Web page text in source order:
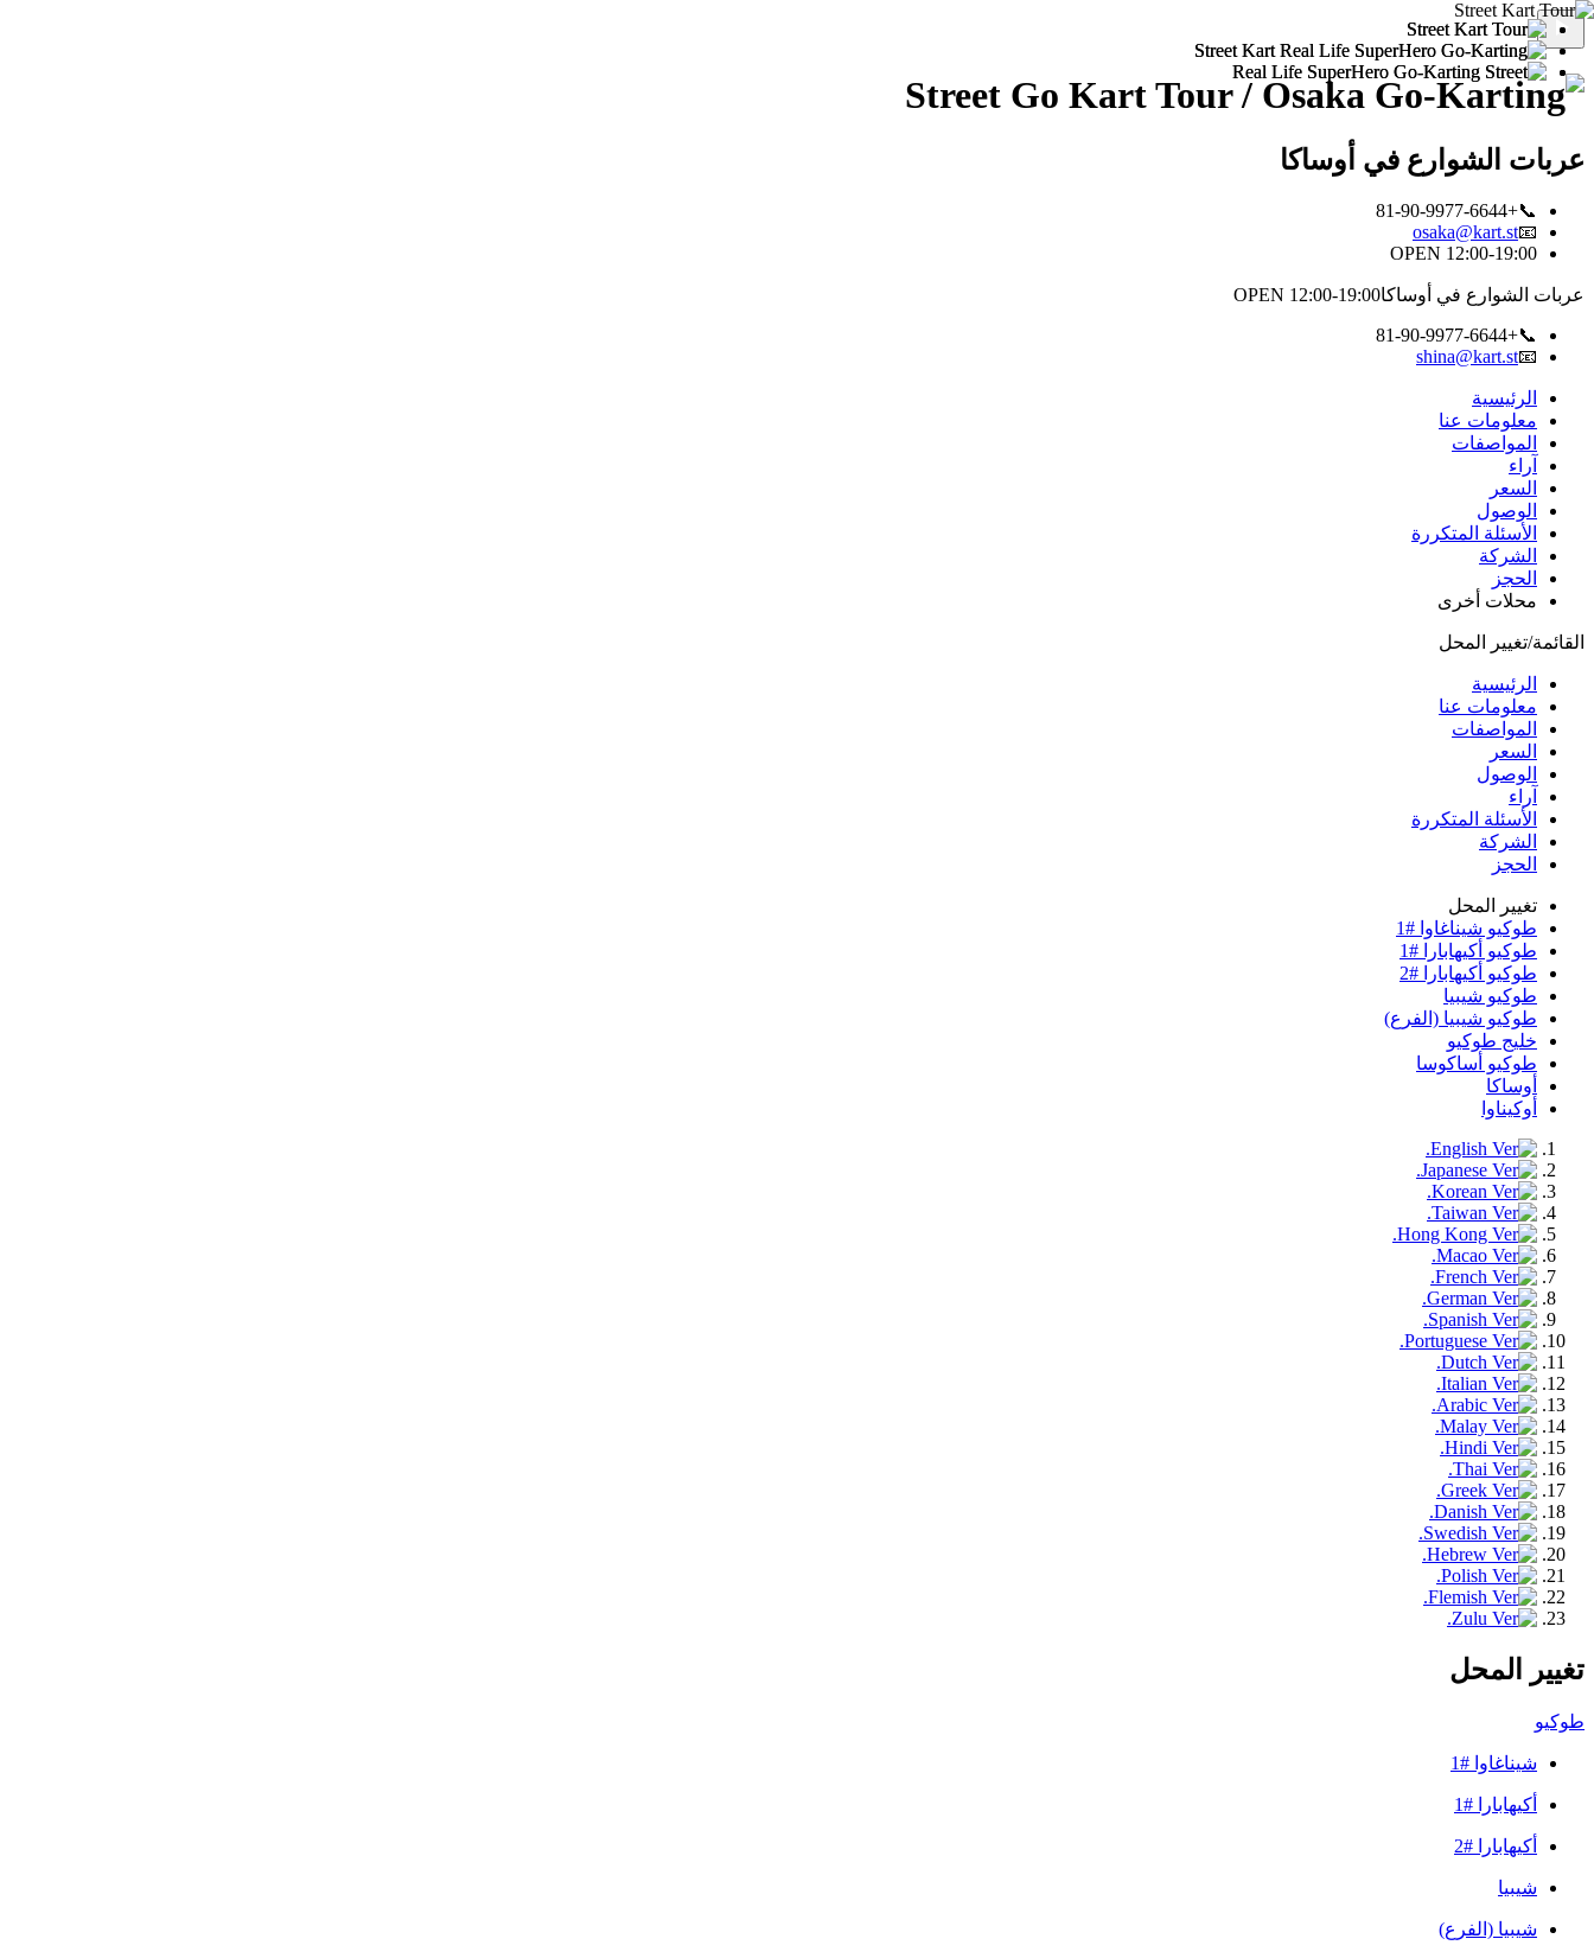
عربات الشوارع في أوساكا
📞+81-90-9977-6644
📧
osaka@kart.st
OPEN 12:00-19:00
عربات الشوارع في أوساكاOPEN 12:00-19:00
📞+81-90-9977-6644
📧
shina@kart.st
الرئيسية
معلومات عنا
المواصفات
آراء
السعر
الوصول
الأسئلة المتكررة
الشركة
الحجز
محلات أخرى
القائمة/تغيير المحل
الرئيسية
معلومات عنا
المواصفات
السعر
الوصول
آراء
الأسئلة المتكررة
الشركة
الحجز
تغيير المحل
طوكيو شيناغاوا #1
طوكيو أكيهابارا #1
طوكيو أكيهابارا #2
طوكيو شيبيا
طوكيو شيبيا (الفرع)
خليج طوكيو
طوكيو أساكوسا
أوساكا
أوكيناوا
تغيير المحل
طوكيو
شيناغاوا #1
أكيهابارا #1
أكيهابارا #2
شيبيا
شيبيا (الفرع)